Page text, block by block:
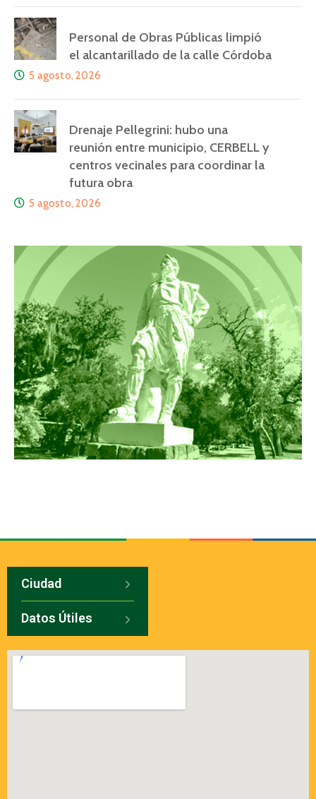
Personal de Obras Públicas limpió
el alcantarillado de la calle Córdoba
5 agosto, 2026
Drenaje Pellegrini: hubo una
reunión entre municipio, CERBELL y
centros vecinales para coordinar la
futura obra
5 agosto, 2026
Ciudad
Datos Útiles